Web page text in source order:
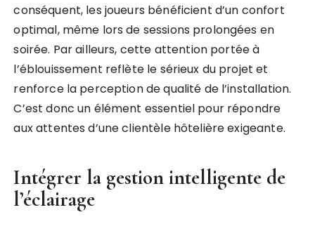
conséquent, les joueurs bénéficient d’un confort
optimal, même lors de sessions prolongées en
soirée. Par ailleurs, cette attention portée à
l’éblouissement reflète le sérieux du projet et
renforce la perception de qualité de l’installation.
C’est donc un élément essentiel pour répondre
aux attentes d’une clientèle hôtelière exigeante.
Intégrer la gestion intelligente de
l’éclairage